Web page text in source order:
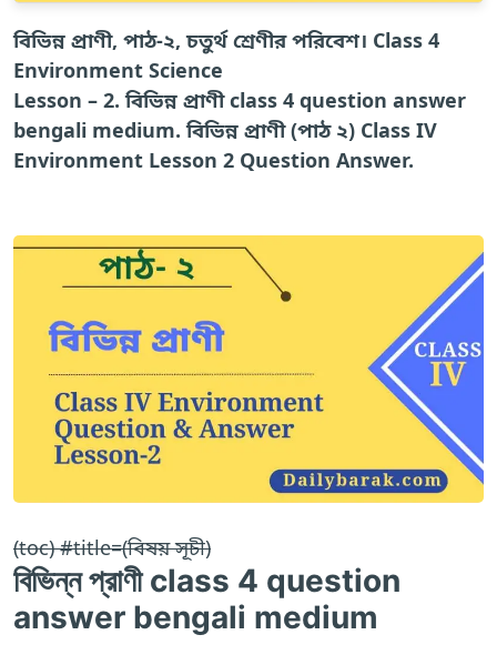
বিভিন্ন প্রাণী, পাঠ-২, চতুর্থ শ্রেণীর পরিবেশ। Class 4
Environment Science
Lesson – 2. বিভিন্ন প্রাণী class 4 question answer
bengali medium. বিভিন্ন প্রাণী (পাঠ ২) Class IV
Environment Lesson 2 Question Answer.
(toc) #title=(বিষয় সূচী)
বিভিন্ন প্রাণী class 4 question
answer bengali medium